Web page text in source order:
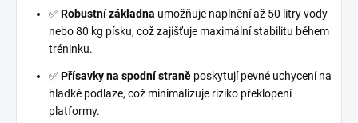
✅Robustní základna umožňuje naplnění až 50 litry vody
nebo 80 kg písku, což zajišťuje maximální stabilitu během
tréninku.
✅Přísavky na spodní straně poskytují pevné uchycení na
hladké podlaze, což minimalizuje riziko překlopení
platformy.